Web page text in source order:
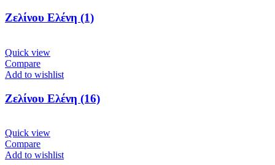
Ζελίνου Ελένη (1)
Quick view
Compare
Add to wishlist
Ζελίνου Ελένη (16)
Quick view
Compare
Add to wishlist